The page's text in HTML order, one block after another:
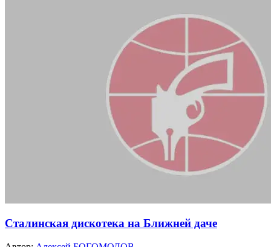
Сталинская дискотека на Ближней даче